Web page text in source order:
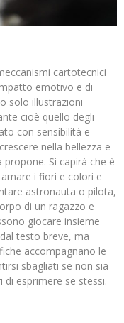
cartotecnici
emotivo e di
solo illustrazioni
cioè quello degli
con sensibilità e
nella bellezza e
Si capirà che è
i fiori e colori e
astronauta o pilota,
di un ragazzo e
giocare insieme
testo breve, ma
accompagnano le
sbagliati se non sia
esprimere se stessi.